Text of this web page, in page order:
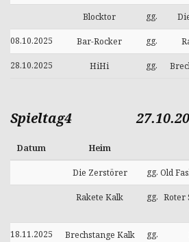
Blocktor gg.
08.10.2025 Bar-Rocker gg.
28.10.2025 HiHi gg.
Spieltag4
Datum Heim
Die Zerstörer gg. Old
Rakete Kalk gg. Roter
18.11.2025 Brechstange Kalk gg.